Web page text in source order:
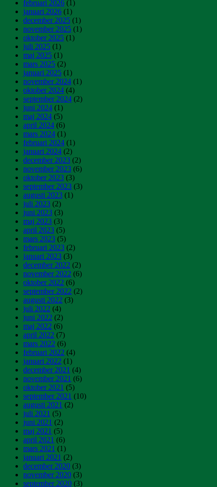
februari 2026 (1)
januari 2026 (1)
december 2025 (1)
november 2025 (1)
oktober 2025 (1)
juli 2025 (1)
maj 2025 (1)
mars 2025 (2)
januari 2025 (1)
november 2024 (1)
oktober 2024 (4)
september 2024 (2)
juni 2024 (1)
maj 2024 (5)
april 2024 (6)
mars 2024 (1)
februari 2024 (1)
januari 2024 (2)
december 2023 (2)
november 2023 (6)
oktober 2023 (3)
september 2023 (3)
augusti 2023 (1)
juli 2023 (2)
juni 2023 (3)
maj 2023 (3)
april 2023 (5)
mars 2023 (5)
februari 2023 (2)
januari 2023 (3)
december 2022 (2)
november 2022 (6)
oktober 2022 (6)
september 2022 (2)
augusti 2022 (3)
juli 2022 (4)
juni 2022 (2)
maj 2022 (6)
april 2022 (7)
mars 2022 (6)
februari 2022 (4)
januari 2022 (1)
december 2021 (4)
november 2021 (6)
oktober 2021 (5)
september 2021 (10)
augusti 2021 (2)
juli 2021 (5)
juni 2021 (2)
maj 2021 (5)
april 2021 (6)
mars 2021 (1)
januari 2021 (2)
december 2020 (3)
november 2020 (3)
september 2020 (3)